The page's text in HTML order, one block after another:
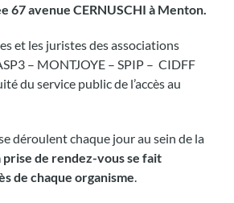
67 avenue CERNUSCHI à Menton.
et les juristes des associations
– MONTJOYE – SPIP – CIDFF
du service public de l’accès au
déroulent chaque jour au sein de la
prise de rendez-vous se fait
de chaque organisme